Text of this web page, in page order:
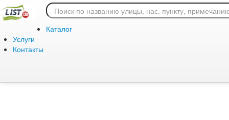
Каталог
Услуги
Контакты
Ошибка 404: страница